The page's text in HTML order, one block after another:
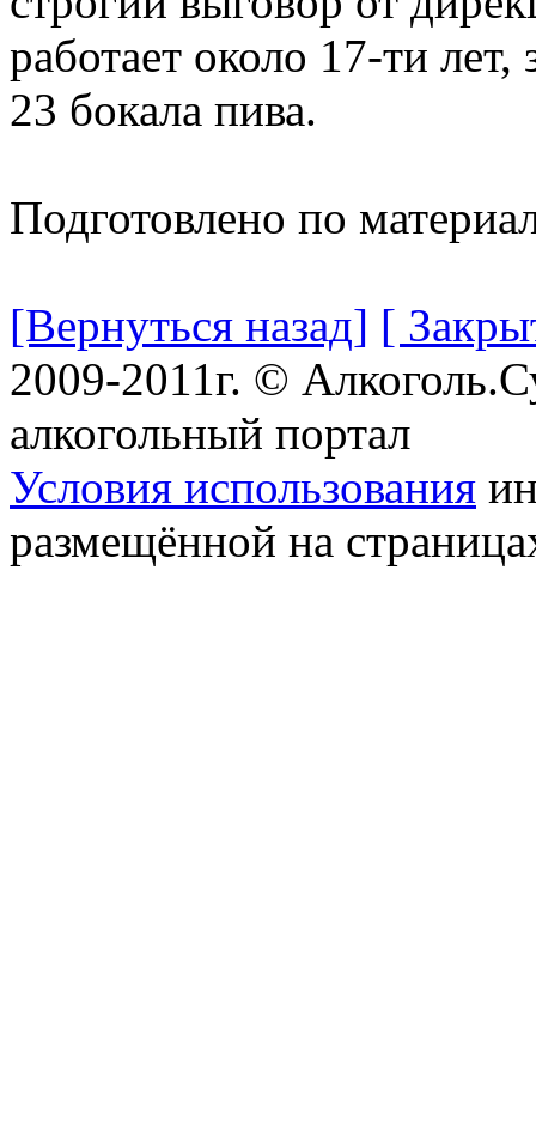
работает около 17-ти
23 бокала пива.
Подготовлено по
[Вернуться назад] [
2009-2011г. ©
алкогольный портал
Условия использования
размещённой на